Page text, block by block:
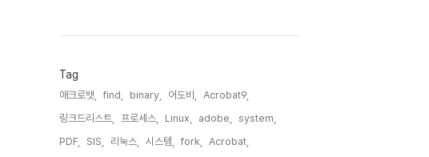
Tag
애크로뱃, find, binary, 어도비,
Acrobat9,
링크드리스트,
프로세스, Linux, adobe,
system,
PDF,
SIS, 리눅스, 시스템, fork,
Acrobat,